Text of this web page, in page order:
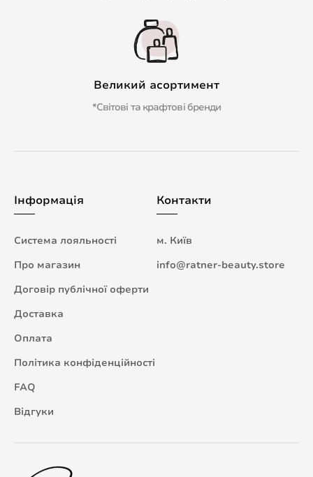
Великий асортимент
*Світові та крафтові бренди
Інформація
Система лояльності
Про магазин
Договір публічної оферти
Доставка
Оплата
Політика конфіденційності
FAQ
Відгуки
Контакти
м. Київ
info@ratner-beauty.store